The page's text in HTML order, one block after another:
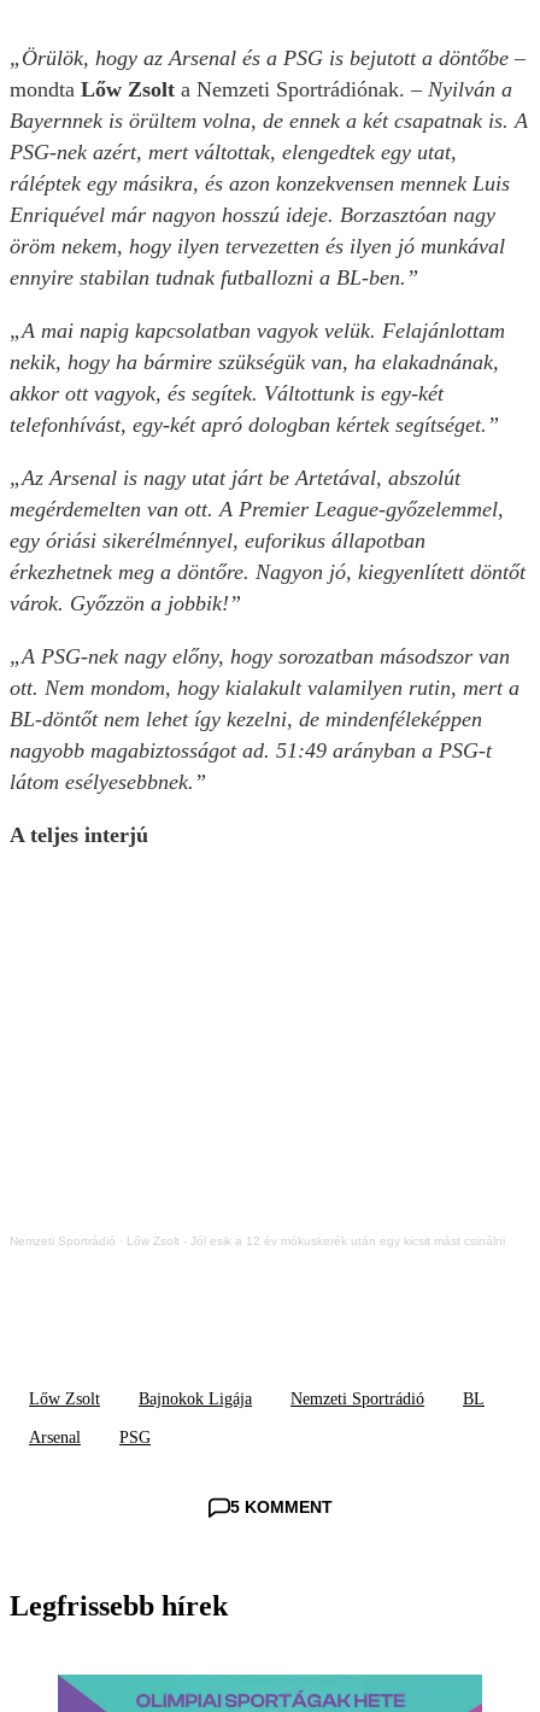
„Örülök, hogy az Arsenal és a PSG is bejutott a döntőbe –
mondta Lőw Zsolt a Nemzeti Sportrádiónak. – Nyilván a
Bayernnek is örültem volna, de ennek a két csapatnak is. A
PSG-nek azért, mert váltottak, elengedtek egy utat,
ráléptek egy másikra, és azon konzekvensen mennek Luis
Enriquével már nagyon hosszú ideje. Borzasztóan nagy
öröm nekem, hogy ilyen tervezetten és ilyen jó munkával
ennyire stabilan tudnak futballozni a BL-ben.”
„A mai napig kapcsolatban vagyok velük. Felajánlottam
nekik, hogy ha bármire szükségük van, ha elakadnának,
akkor ott vagyok, és segítek. Váltottunk is egy-két
telefonhívást, egy-két apró dologban kértek segítséget.”
„Az Arsenal is nagy utat járt be Artetával, abszolút
megérdemelten van ott. A Premier League-győzelemmel,
egy óriási sikerélménnyel, euforikus állapotban
érkezhetnek meg a döntőre. Nagyon jó, kiegyenlített döntőt
várok. Győzzön a jobbik!”
„A PSG-nek nagy előny, hogy sorozatban másodszor van
ott. Nem mondom, hogy kialakult valamilyen rutin, mert a
BL-döntőt nem lehet így kezelni, de mindenféleképpen
nagyobb magabiztosságot ad. 51:49 arányban a PSG-t
látom esélyesebbnek.”
A teljes interjú
Nemzeti Sportrádió · Lőw Zsolt - Jól esik a 12 év mókuskerék után egy kicsit mást csinálni
Lőw Zsolt Bajnokok Ligája Nemzeti Sportrádió BL
Arsenal PSG
5 KOMMENT
Legfrissebb hírek